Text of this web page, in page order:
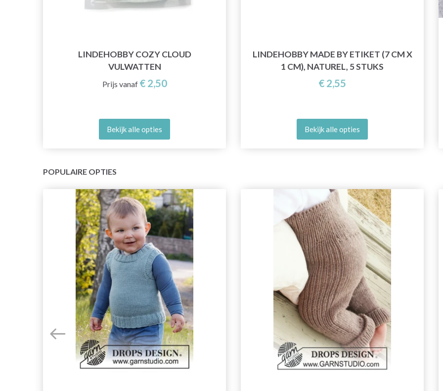
LINDEHOBBY COZY CLOUD
VULWATTEN
Prijs vanaf € 2,50
Bekijk alle opties
LINDEHOBBY MADE BY ETIKET (7 CM X
1 CM), NATUREL, 5 STUKS
€ 2,55
Bekijk alle opties
POPULAIRE OPTIES